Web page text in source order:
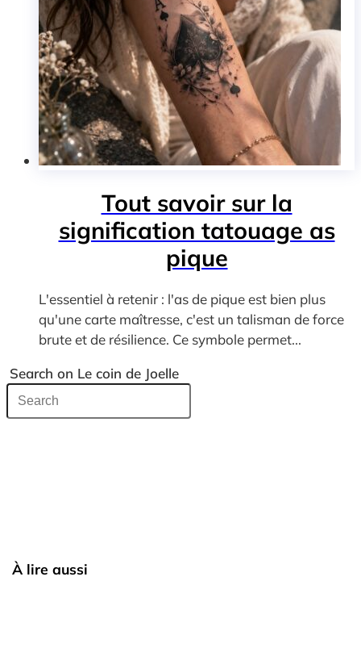
Tout savoir sur la
signification tatouage as
pique
L'essentiel à retenir : l'as de pique est bien plus
qu'une carte maîtresse, c'est un talisman de force
brute et de résilience. Ce symbole permet...
Search on Le coin de Joelle
À lire aussi